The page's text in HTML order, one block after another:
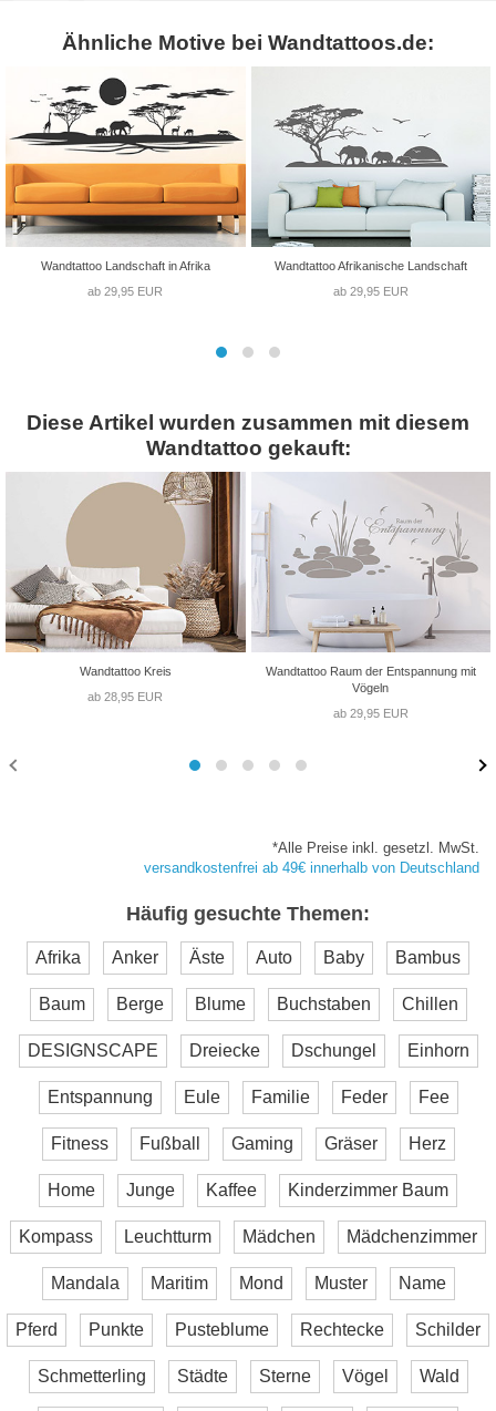
Ähnliche Motive bei Wandtattoos.de:
Wandtattoo Landschaft in Afrika
ab 29,95 EUR
Wandtattoo Afrikanische Landschaft
ab 29,95 EUR
Diese Artikel wurden zusammen mit diesem
Wandtattoo gekauft:
Wandtattoo Kreis
ab 28,95 EUR
Wandtattoo Raum der Entspannung mit
Vögeln
ab 29,95 EUR
*Alle Preise inkl. gesetzl. MwSt.
versandkostenfrei ab 49€ innerhalb von Deutschland
Häufig gesuchte Themen:
Afrika Anker Äste Auto Baby Bambus
Baum Berge Blume Buchstaben Chillen
DESIGNSCAPE Dreiecke Dschungel Einhorn
Entspannung Eule Familie Feder Fee
Fitness Fußball Gaming Gräser Herz
Home Junge Kaffee Kinderzimmer Baum
Kompass Leuchtturm Mädchen Mädchenzimmer
Mandala Maritim Mond Muster Name
Pferd Punkte Pusteblume Rechtecke Schilder
Schmetterling Städte Sterne Vögel Wald